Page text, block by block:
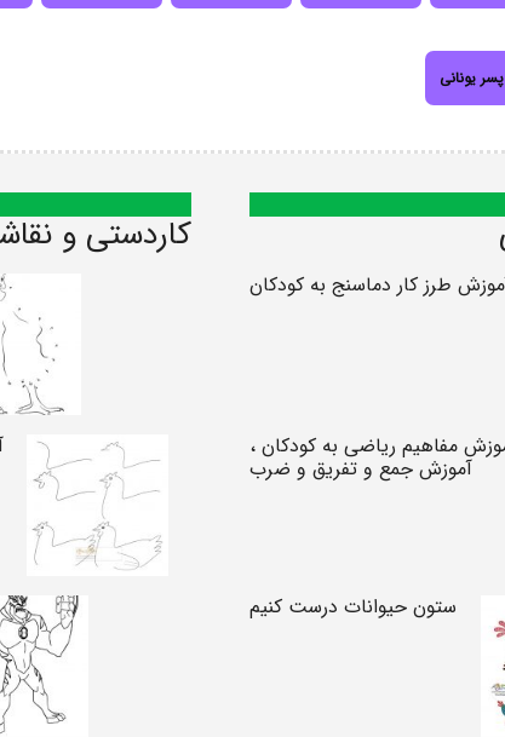
یونانی
طرز کار دماسنج به کودکان
مفاهیم ریاضی به کودکان ،
آموزش جمع و تفریق و ضرب
ستون حیوانات درست کنیم
کاردستی و